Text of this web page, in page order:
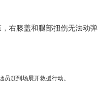
右膝盖和腿部扭伤无法动
员赶到场展开救援行动。